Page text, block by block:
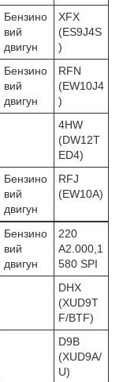
Бензино
вий
двигун
XFX
(ES9J4S
)
Бензино
вий
двигун
RFN
(EW10J4
)
4HW
(DW12T
ED4)
Бензино
вий
двигун
RFJ
(EW10A)
Бензино
вий
двигун
220
A2.000,1
580 SPI
DHX
(XUD9T
F/BTF)
D9B
(XUD9A/
U)